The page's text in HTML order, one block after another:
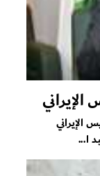
الإيراني
ا...